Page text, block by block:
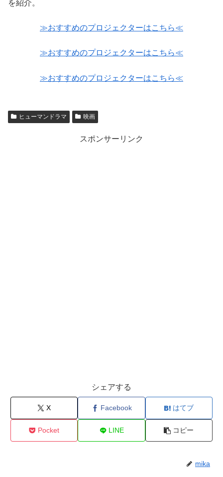
を紹介。
≫おすすめのプロジェクターはこちら≪
≫おすすめのプロジェクターはこちら≪
≫おすすめのプロジェクターはこちら≪
ヒューマンドラマ 映画
スポンサーリンク
シェアする
X Facebook はてブ
Pocket LINE コピー
mika